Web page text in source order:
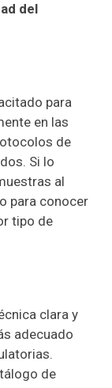
del
para
en las
de
Si lo
al
para conocer
tipo de
clara y
adecuado
de